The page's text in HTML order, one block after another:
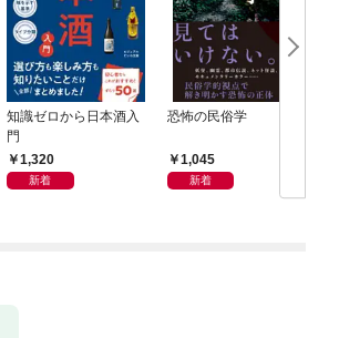
知識ゼロから日本酒入
門
1,320
新着
恐怖の民俗学
1,045
新着